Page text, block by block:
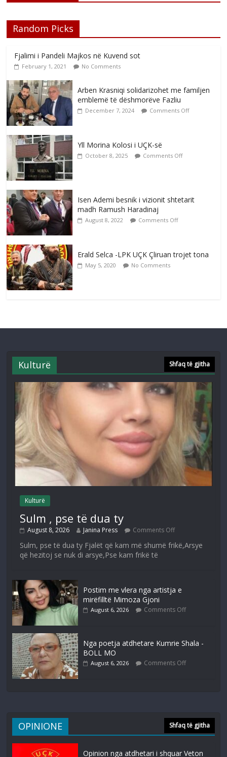
Random Picks
Fjalimi i Pandeli Majkos në Kuvend sot
February 1, 2021 No Comments
Arben Krasniqi solidarizohet me familjen
emblemë të dëshmorëve Fazliu
December 7, 2024 Comments Off
Yll Morina Kolosi i UÇK-së
October 8, 2025 Comments Off
Isen Ademi besnik i vizionit shtetarit
madh Ramush Haradinaj
August 8, 2022 Comments Off
Erald Selca -LPK UÇK Çliruan trojet tona
May 5, 2020 No Comments
Kulturë Shfaq të gjitha
Kulturë
Sulm , pse të dua ty
August 8, 2026 Janina Press Comments Off
Sulm, pse të dua ty Fjalët që kam më shumë frikë,Arsye
që hezitoj se nuk di arsye,Pse kam frikë të
Postim me vlera nga artistja e
mirëfilltë Mimoza Gjoni
August 6, 2026 Comments Off
Nga poetja atdhetare Kumrie Shala -
BOLL MO
August 6, 2026 Comments Off
OPINIONE Shfaq të gjitha
Opinion nga atdhetari i shquar Veton